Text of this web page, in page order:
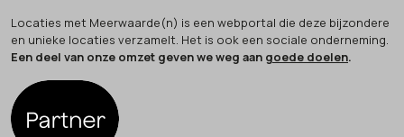
Locaties met Meerwaarde(n) is een webportal die deze bijzondere
en unieke locaties verzamelt. Het is ook een sociale onderneming.
Een deel van onze omzet geven we weg aan goede doelen.